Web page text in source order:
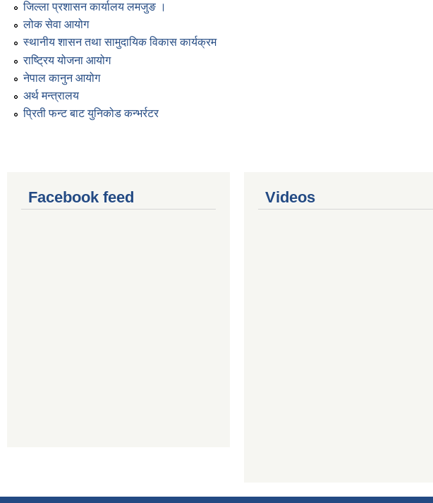
जिल्ला प्रशासन कार्यालय लमजुङ ।
लोक सेवा आयोग
स्थानीय शासन तथा सामुदायिक विकास कार्यक्रम
राष्ट्रिय योजना आयोग
नेपाल कानुन आयोग
अर्थ मन्त्रालय
प्रिती फन्ट बाट युनिकोड कन्भर्रटर
Facebook feed Videos